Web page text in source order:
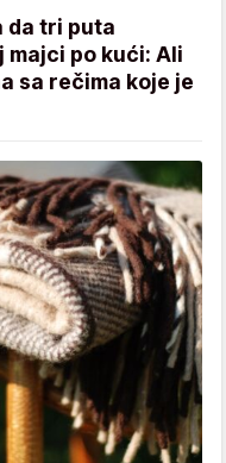
da tri puta
majci po kući: Ali
sa rečima koje je